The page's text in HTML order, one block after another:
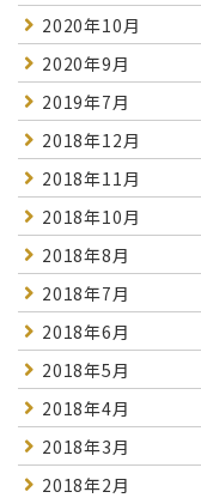
2020年10月
2020年9月
2019年7月
2018年12月
2018年11月
2018年10月
2018年8月
2018年7月
2018年6月
2018年5月
2018年4月
2018年3月
2018年2月